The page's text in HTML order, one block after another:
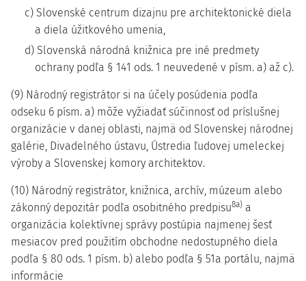
c) Slovenské centrum dizajnu pre architektonické diela
a diela úžitkového umenia,
d) Slovenská národná knižnica pre iné predmety
ochrany podľa § 141 ods. 1 neuvedené v písm. a) až c).
(9) Národný registrátor si na účely posúdenia podľa
odseku 6 písm. a) môže vyžiadať súčinnosť od príslušnej
organizácie v danej oblasti, najmä od Slovenskej národnej
galérie, Divadelného ústavu, Ústredia ľudovej umeleckej
výroby a Slovenskej komory architektov.
(10) Národný registrátor, knižnica, archív, múzeum alebo
zákonný depozitár podľa osobitného predpisu8a) a
organizácia kolektívnej správy postúpia najmenej šesť
mesiacov pred použitím obchodne nedostupného diela
podľa § 80 ods. 1 písm. b) alebo podľa § 51a portálu, najmä
informácie